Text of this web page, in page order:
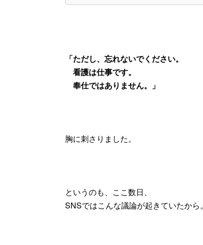
「ただし、忘れないでください。
看護は仕事です。
奉仕ではありません。」
胸に刺さりました。
というのも、ここ数日、
SNSではこんな議論が起きていたから。